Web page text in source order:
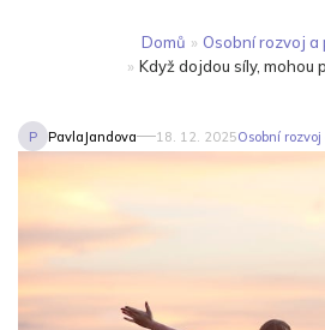
Domů » Osobní rozvoj a
» Když dojdou síly, mohou
P PavlaJandova 18. 12. 2025Osobní